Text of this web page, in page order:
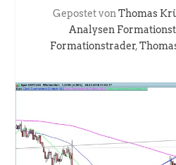
Gepostet vonThomas
Analysen
Formationstrader,